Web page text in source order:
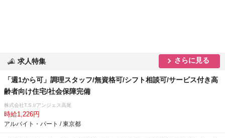
求人特集 さらに見る
「週1から可」調理スタッフ/無資格可/シフト相談可/サービス付き高
齢者向け住宅/社会保障完備
株式会社T.S.I/アンジェス高尾
時給1,226円
アルバイト・パート / 東京都